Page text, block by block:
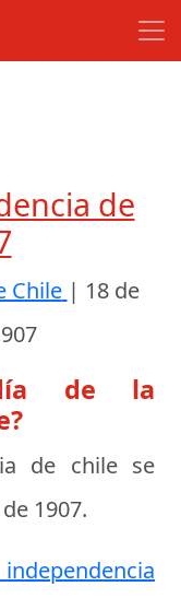
de
Chile | 18 de
de la
de chile se
1907.